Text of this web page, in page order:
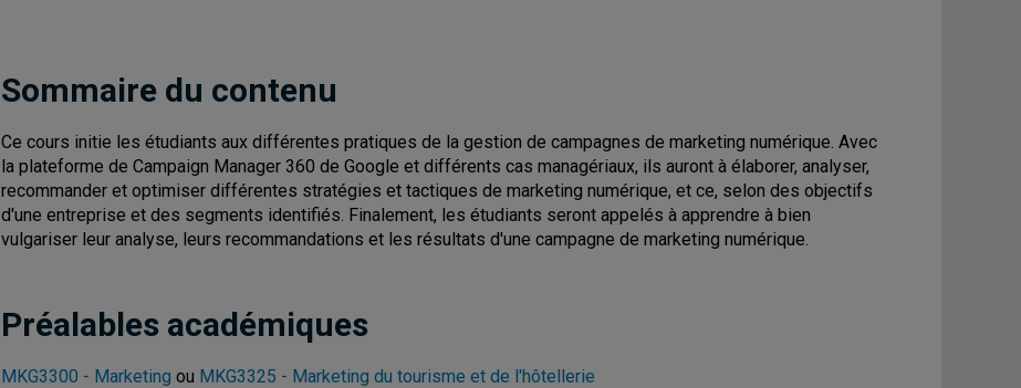
Sommaire du contenu
Ce cours initie les étudiants aux différentes pratiques de la gestion de campagnes de marketing numérique. Avec
la plateforme de Campaign Manager 360 de Google et différents cas managériaux, ils auront à élaborer, analyser,
recommander et optimiser différentes stratégies et tactiques de marketing numérique, et ce, selon des objectifs
d'une entreprise et des segments identifiés. Finalement, les étudiants seront appelés à apprendre à bien
vulgariser leur analyse, leurs recommandations et les résultats d'une campagne de marketing numérique.
Préalables académiques
MKG3300 - Marketing ou MKG3325 - Marketing du tourisme et de l'hôtellerie